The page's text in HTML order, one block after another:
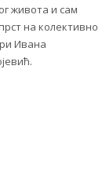
живота и сам
на колективно
Ивана